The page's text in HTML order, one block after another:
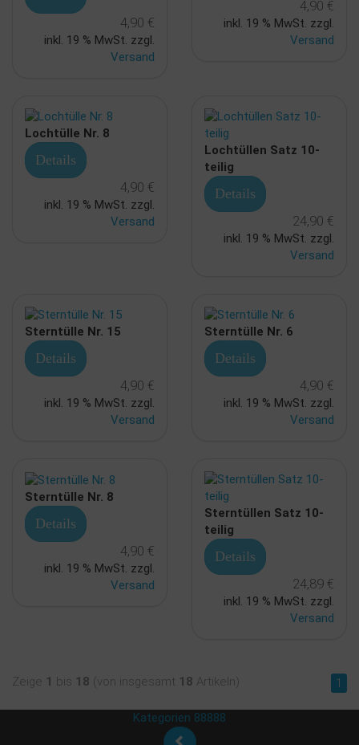
4,90 €
inkl. 19 % MwSt. zzgl.
Versand
4,90 €
inkl. 19 % MwSt. zzgl.
Versand
Lochtülle Nr. 8
Details
4,90 €
inkl. 19 % MwSt. zzgl.
Versand
Lochtüllen Satz 10-
teilig
Details
24,90 €
inkl. 19 % MwSt. zzgl.
Versand
Sterntülle Nr. 15
Details
4,90 €
inkl. 19 % MwSt. zzgl.
Versand
Sterntülle Nr. 6
Details
4,90 €
inkl. 19 % MwSt. zzgl.
Versand
Sterntülle Nr. 8
Details
4,90 €
inkl. 19 % MwSt. zzgl.
Versand
Sterntüllen Satz 10-
teilig
Details
24,89 €
inkl. 19 % MwSt. zzgl.
Versand
Zeige 1 bis 18 (von insgesamt 18 Artikeln) 1
Kategorien 88888